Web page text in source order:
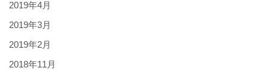
2019年4月
2019年3月
2019年2月
2018年11月